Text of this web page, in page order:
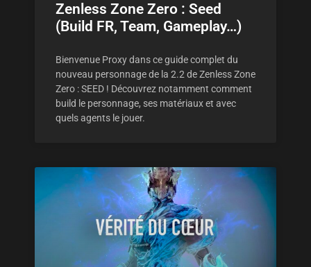
Zenless Zone Zero : Seed
(Build FR, Team, Gameplay…)
Bienvenue Proxy dans ce guide complet du
nouveau personnage de la 2.2 de Zenless Zone
Zero : SEED ! Découvrez notamment comment
build le personnage, ses matériaux et avec
quels agents le jouer.